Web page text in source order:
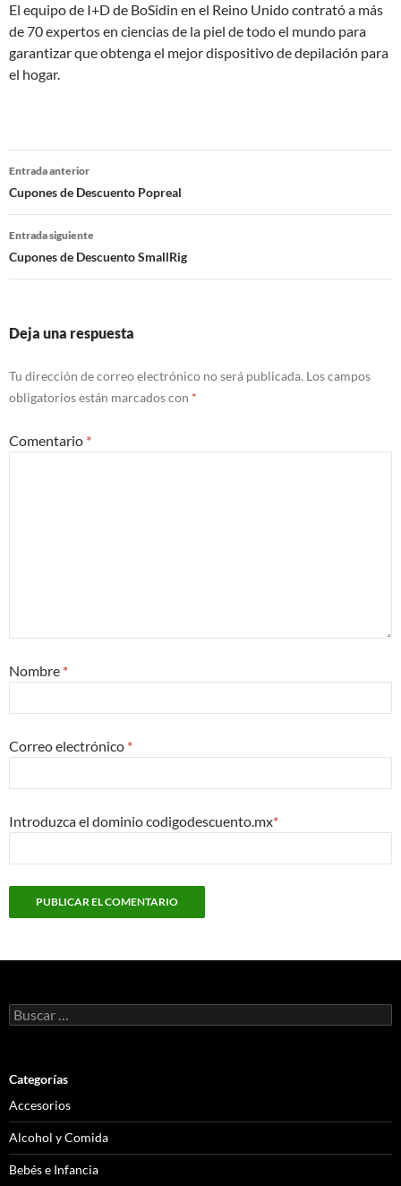
El equipo de I+D de BoSidin en el Reino Unido contrató a más
de 70 expertos en ciencias de la piel de todo el mundo para
garantizar que obtenga el mejor dispositivo de depilación para
el hogar.
de
entradas
Entrada anterior
Cupones de Descuento Popreal
Entrada siguiente
Cupones de Descuento SmallRig
Deja una respuesta
Tu dirección de correo electrónico no será publicada. Los campos
obligatorios están marcados con *
Comentario *
Nombre *
Correo electrónico *
Introduzca el dominio codigodescuento.mx*
Buscar:
Categorías
Accesorios
Alcohol y Comida
Bebés e Infancia